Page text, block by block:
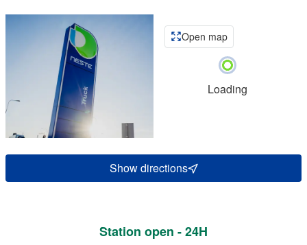
Station open - 24H
Loading
Open map
Show directions